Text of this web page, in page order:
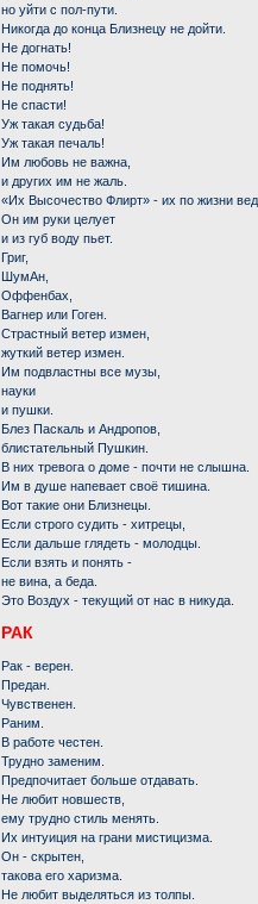
но уйти с пол-пути.
Никогда до конца Близнецу не дойти.
Не догнать!
Не помочь!
Не поднять!
Не спасти!
Уж такая судьба!
Уж такая печаль!
Им любовь не важна,
и других им не жаль.
«Их Высочество Флирт» - их по жизни
Он им руки целует
и из губ воду пьет.
Григ,
ШумАн,
Оффенбах,
Вагнер или Гоген.
Страстный ветер измен,
жуткий ветер измен.
Им подвластны все музы,
науки
и пушки.
Блез Паскаль и Андропов,
блистательный Пушкин.
В них тревога о доме - почти не слышна.
Им в душе напевает своё тишина.
Вот такие они Близнецы.
Если строго судить - хитрецы,
Если дальше глядеть - молодцы.
Если взять и понять -
не вина, а беда.
Это Воздух - текущий от нас в никуда.
РАК
Рак - верен.
Предан.
Чувственен.
Раним.
В работе честен.
Трудно заменим.
Предпочитает больше отдавать.
Не любит новшеств,
ему трудно стиль менять.
Их интуиция на грани мистицизма.
Он - скрытен,
такова его харизма.
Не любит выделяться из толпы.